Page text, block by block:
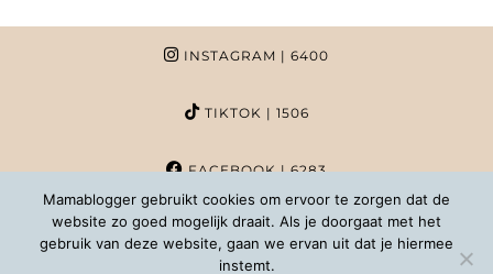
INSTAGRAM | 6400
TIKTOK | 1506
FACEBOOK| 6283
PINTEREST | 1020
Mamablogger gebruikt cookies om ervoor te zorgen dat de
website zo goed mogelijk draait. Als je doorgaat met het
gebruik van deze website, gaan we ervan uit dat je hiermee
instemt.